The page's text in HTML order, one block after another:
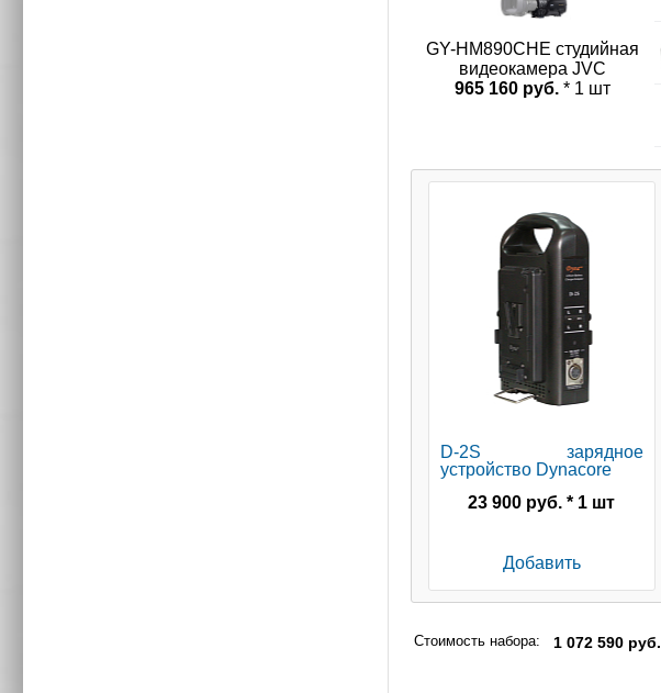
GY-HM890CHE студийная
видеокамера JVC
965 160 руб. * 1 шт
D-2S зарядное
устройство Dynacore
23 900 руб. * 1 шт
Добавить
Стоимость набора: 1 072 590 руб.